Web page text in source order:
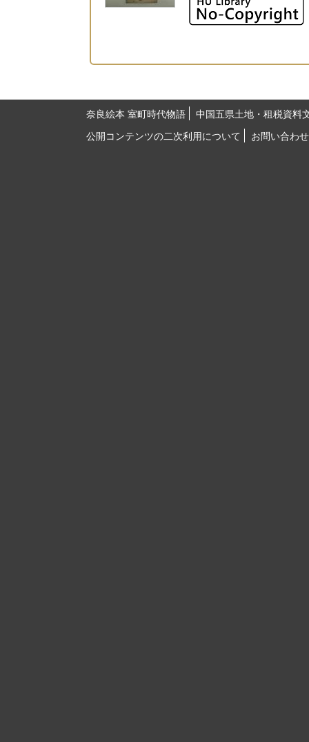
奈良絵本 室町時代物語
中国五県土地・租税資料
公開コンテンツの二次利用について
お問い合わせ